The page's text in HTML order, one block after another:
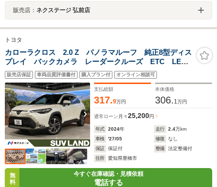
販売店： ネクステージ 弘前店
トヨタ
カローラクロス 2.0 Z パノラマルーフ 純正8型ディス
プレイ バックカメラ レーダークルーズ ETC LED
ヘッド パワーバックドア シートヒーター パワーシ
ート オートハービーム デュアルエアコン ドラレ
コ オートライト
販売店保証 車両品質評価書付 購入プラン付 オンライン相談可
支払総額
317.9万円
本体価格
306. 1万円
通常ローン 月々25,200円
年式 2024年 走行 2.4万km
車検
'27/05 修復
なし
保証
保証付 整備
法定整備付
住所
愛知県豊橋市
無
料
今すぐ在庫確認・見積依頼
電話する